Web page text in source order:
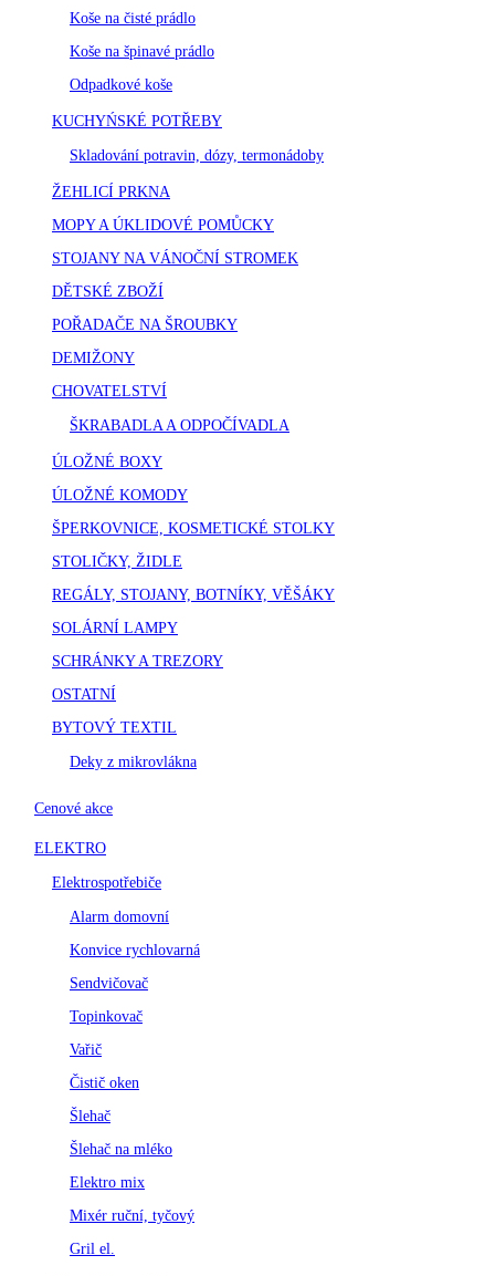
Koše na čisté prádlo
Koše na špinavé prádlo
Odpadkové koše
KUCHYŃSKÉ POTŘEBY
Skladování potravin, dózy, termonádoby
ŽEHLICÍ PRKNA
MOPY A ÚKLIDOVÉ POMŮCKY
STOJANY NA VÁNOČNÍ STROMEK
DĚTSKÉ ZBOŽÍ
POŘADAČE NA ŠROUBKY
DEMIŽONY
CHOVATELSTVÍ
ŠKRABADLA A ODPOČÍVADLA
ÚLOŽNÉ BOXY
ÚLOŽNÉ KOMODY
ŠPERKOVNICE, KOSMETICKÉ STOLKY
STOLIČKY, ŽIDLE
REGÁLY, STOJANY, BOTNÍKY, VĚŠÁKY
SOLÁRNÍ LAMPY
SCHRÁNKY A TREZORY
OSTATNÍ
BYTOVÝ TEXTIL
Deky z mikrovlákna
Cenové akce
ELEKTRO
Elektrospotřebiče
Alarm domovní
Konvice rychlovarná
Sendvičovač
Topinkovač
Vařič
Čistič oken
Šlehač
Šlehač na mléko
Elektro mix
Mixér ruční, tyčový
Gril el.